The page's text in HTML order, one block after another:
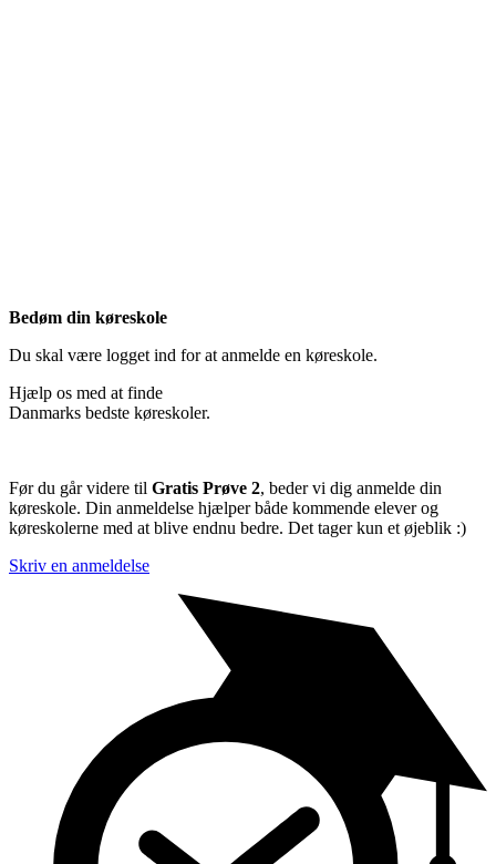
Bedøm din køreskole
Du skal være logget ind for at anmelde en køreskole.
Hjælp os med at finde
Danmarks bedste køreskoler.
Før du går videre til Gratis Prøve 2, beder vi dig anmelde din
køreskole. Din anmeldelse hjælper både kommende elever og
køreskolerne med at blive endnu bedre. Det tager kun et øjeblik :)
Skriv en anmeldelse